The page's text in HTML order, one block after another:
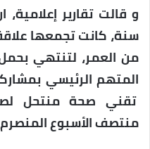
من العمر، لتنتهي
المتهم الرئيسي
تقني صحة منتحل
منتصف الأسبوع